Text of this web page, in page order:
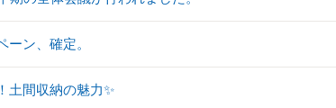
ーン、確定。
土間収納の魅力✨